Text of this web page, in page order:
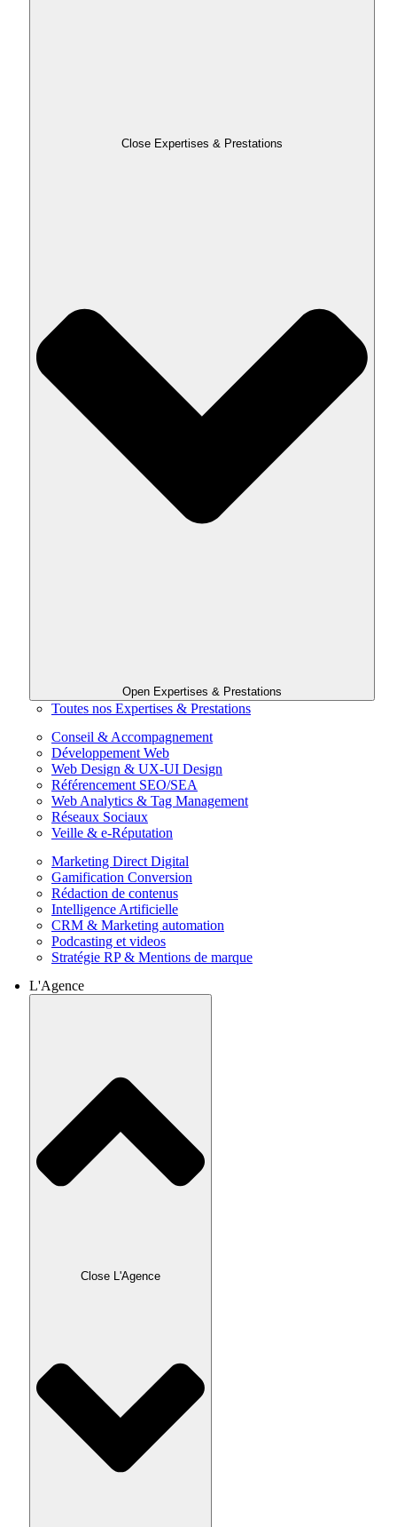
Close Expertises & Prestations
Open Expertises & Prestations
Toutes nos Expertises & Prestations
Conseil & Accompagnement
Développement Web
Web Design & UX-UI Design
Référencement SEO/SEA
Web Analytics & Tag Management
Réseaux Sociaux
Veille & e-Réputation
Marketing Direct Digital
Gamification Conversion
Rédaction de contenus
Intelligence Artificielle
CRM & Marketing automation
Podcasting et videos
Stratégie RP & Mentions de marque
L'Agence
Close L'Agence